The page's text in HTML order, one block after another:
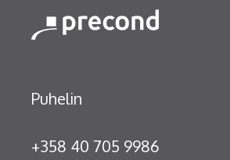
Puhelin
+358 40 705 9986